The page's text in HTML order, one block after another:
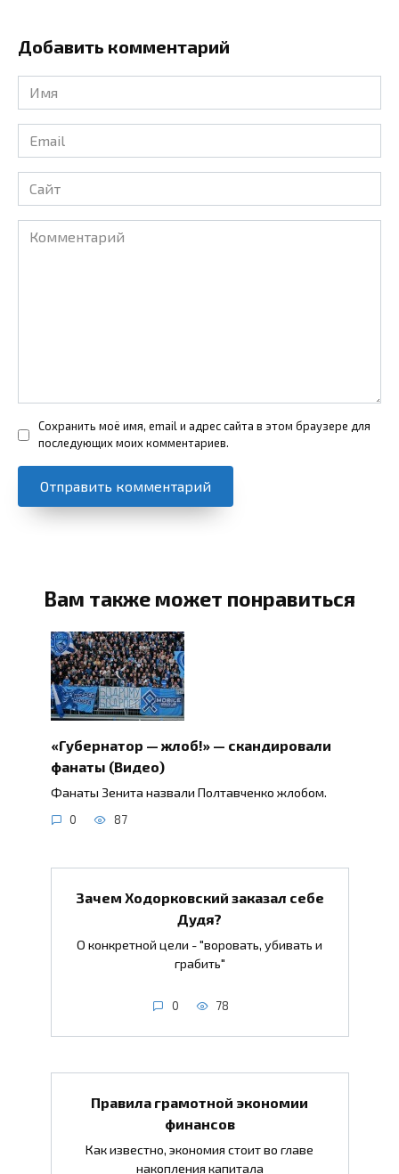
Добавить комментарий
Имя
*
Email
*
Сайт
Комментарий
Сохранить моё имя, email и адрес сайта в этом браузере для
последующих моих комментариев.
Вам также может понравиться
«Губернатор — жлоб!» — скандировали
фанаты (Видео)
Фанаты Зенита назвали Полтавченко жлобом.
0 87
Зачем Ходорковский заказал себе
Дудя?
О конкретной цели - "воровать, убивать и
грабить"
0 78
Правила грамотной экономии
финансов
Как известно, экономия стоит во главе
накопления капитала